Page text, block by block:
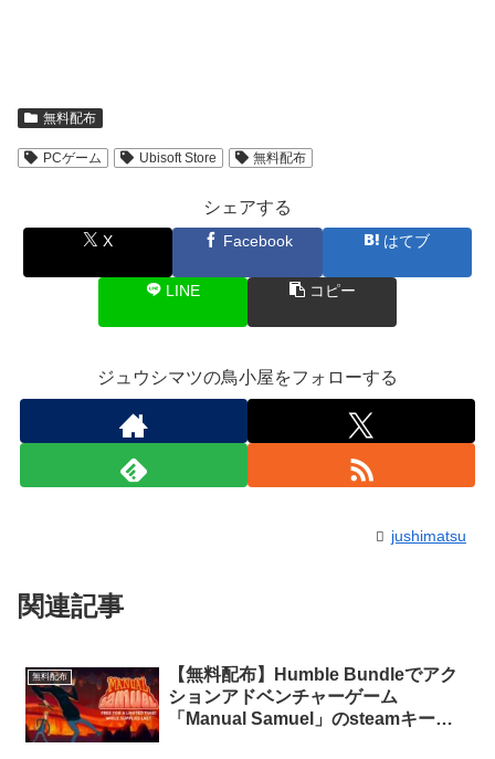
無料配布
PCゲーム Ubisoft Store 無料配布
シェアする
X Facebook はてブ
LINE コピー
ジュウシマツの鳥小屋をフォローする
jushimatsu
関連記事
無料配布
【無料配布】Humble Bundleでアク
ションアドベンチャーゲーム
「Manual Samuel」のsteamキーが